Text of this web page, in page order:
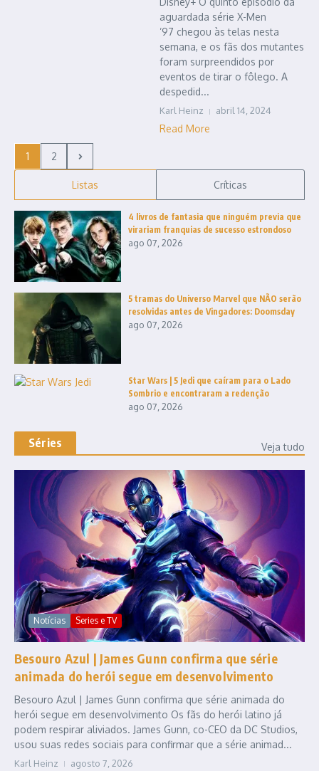
aguardada série X-Men
’97 chegou às telas nesta
semana, e os fãs dos mutantes
foram surpreendidos por
eventos de tirar o fôlego. A
despedid...
Karl Heinz abril 14, 2024
Read More
1 2
Listas Críticas
4 livros de fantasia que ninguém previa que
virariam franquias de sucesso estrondoso
ago 07, 2026
5 tramas do Universo Marvel que NÃO serão
resolvidas antes de Vingadores: Doomsday
ago 07, 2026
Star Wars | 5 Jedi que caíram para o Lado
Sombrio e encontraram a redenção
ago 07, 2026
Séries Veja tudo
Notícias Series e TV
Besouro Azul | James Gunn confirma que série
animada do herói segue em desenvolvimento
Besouro Azul | James Gunn confirma que série animada do
herói segue em desenvolvimento Os fãs do herói latino já
podem respirar aliviados. James Gunn, co-CEO da DC Studios,
usou suas redes sociais para confirmar que a série animad...
Karl Heinz agosto 7, 2026